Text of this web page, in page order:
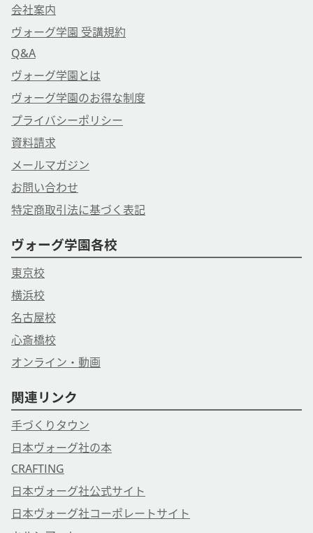
会社案内
ヴォーグ学園 受講規約
Q&A
ヴォーグ学園とは
ヴォーグ学園のお得な制度
プライバシーポリシー
資料請求
メールマガジン
お問い合わせ
特定商取引法に基づく表記
ヴォーグ学園各校
東京校
横浜校
名古屋校
心斎橋校
オンライン・動画
関連リンク
手づくりタウン
日本ヴォーグ社の本
CRAFTING
日本ヴォーグ社公式サイト
日本ヴォーグ社コーポレートサイト